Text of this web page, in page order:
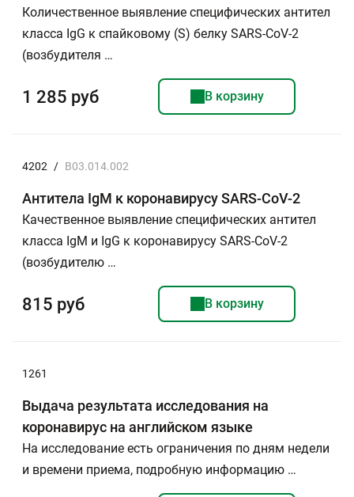
Количественное выявление специфических антител
класса IgG к спайковому (S) белку SARS-CoV-2
(возбудителя …
1 285 руб В корзину
4202 / B03.014.002
Антитела IgМ к коронавирусу SARS-CoV-2
Качественное выявление специфических антител
класса IgМ и IgG к коронавирусу SARS-CoV-2
(возбудителю …
815 руб В корзину
1261
Выдача результата исследования на
коронавирус на английском языке
На исследование есть ограничения по дням недели
и времени приема, подробную информацию …